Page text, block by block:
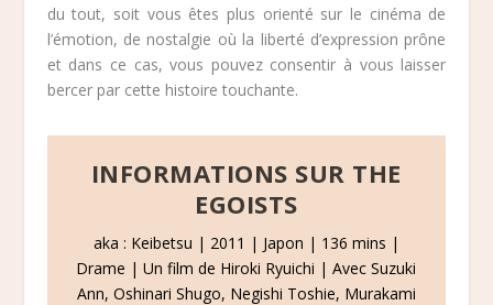
du tout, soit vous êtes plus orienté sur le cinéma de
l’émotion, de nostalgie où la liberté d’expression prône
et dans ce cas, vous pouvez consentir à vous laisser
bercer par cette histoire touchante.
INFORMATIONS SUR THE
EGOISTS
aka : Keibetsu | 2011 | Japon | 136 mins |
Drame | Un film de Hiroki Ryuichi | Avec Suzuki
Ann, Oshinari Shugo, Negishi Toshie, Murakami